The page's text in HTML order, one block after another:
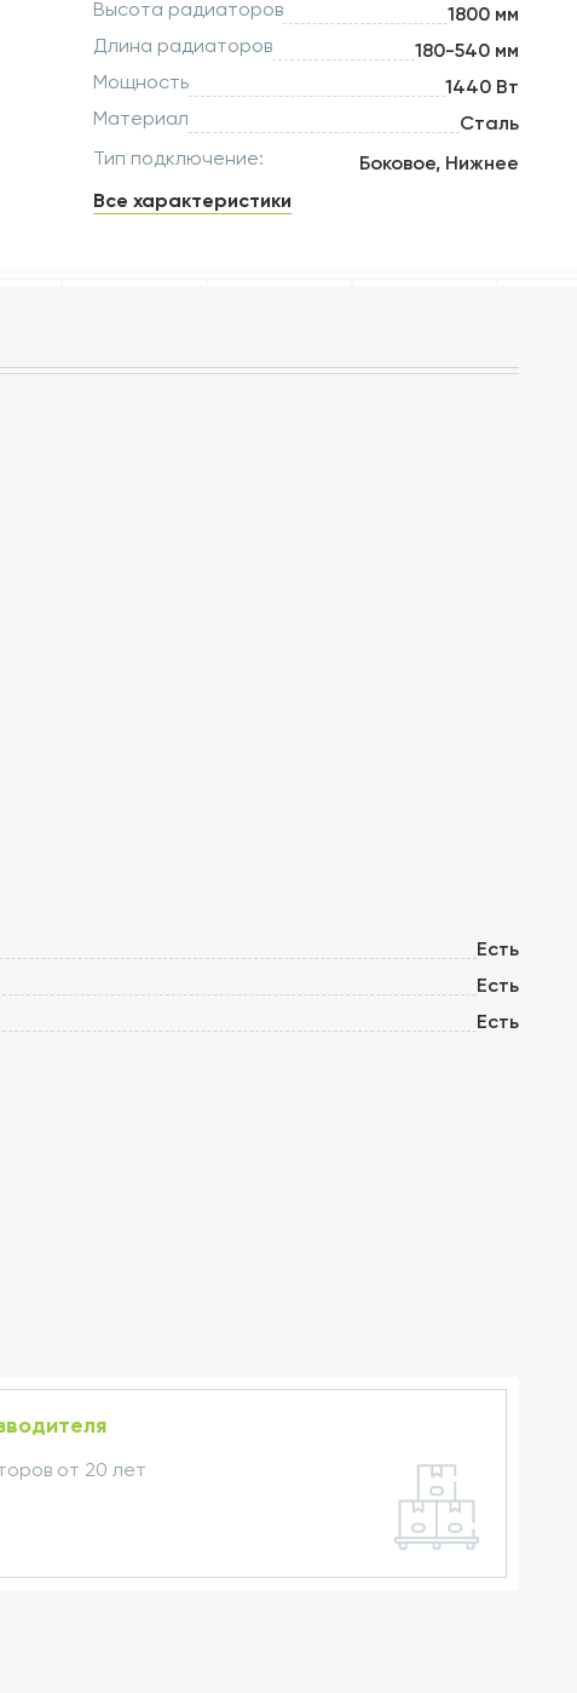
Высота радиаторов 1800 мм
Длина радиаторов 180-540 мм
Мощность 1440 Вт
Материал Сталь
Тип подключение: Боковое, Нижнее
Все характеристики
Есть
Есть
Есть
от 20 лет